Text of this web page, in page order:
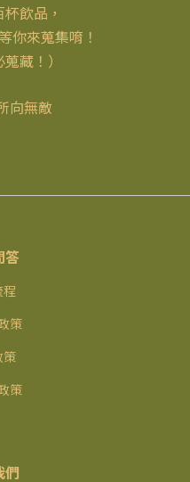
飲品，
你來蒐集唷！
藏！）
向無敵
答
程
策
策
策
們